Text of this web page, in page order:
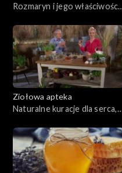
Rozmaryn i jego właściwości,
Ziołowa apteka
Naturalne kuracje dla serca,